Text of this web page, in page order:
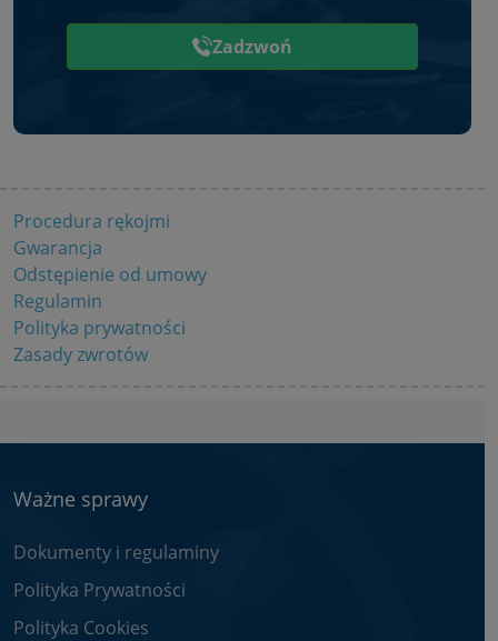
Zadzwoń
Procedura rękojmi
Gwarancja
Odstępienie od umowy
Regulamin
Polityka prywatności
Zasady zwrotów
Ważne sprawy
Dokumenty i regulaminy
Polityka Prywatności
Polityka Cookies